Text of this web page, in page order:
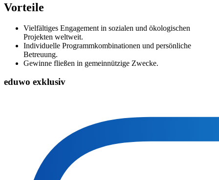
Vorteile
Vielfältiges Engagement in sozialen und ökologischen
Projekten weltweit.
Individuelle Programmkombinationen und persönliche
Betreuung.
Gewinne fließen in gemeinnützige Zwecke.
eduwo exklusiv